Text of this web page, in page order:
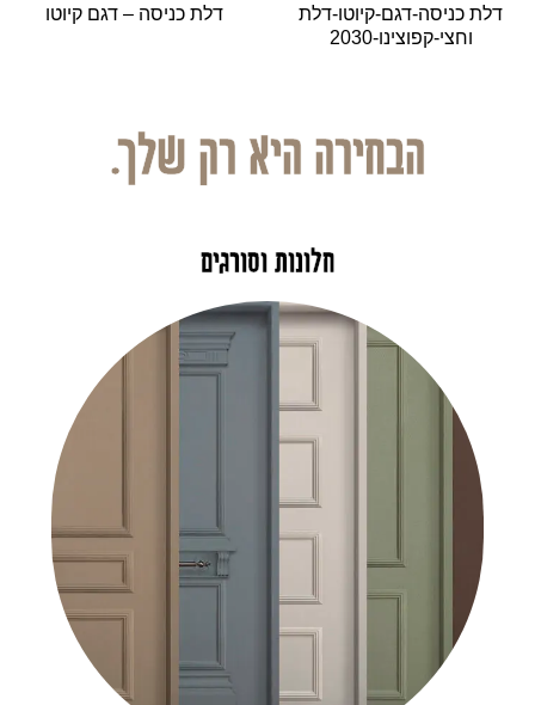
דלת כניסה-דגם-קיוטו-דלת
וחצי-קפוצינו-2030
דלת כניסה – דגם קיוטו
הבחירה היא רק שלך.
חלונות וסורגים